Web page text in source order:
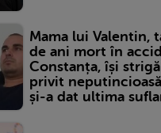
Mama lui Valentin,
de ani mort în
Constanța, își
privit
și-a dat ultima